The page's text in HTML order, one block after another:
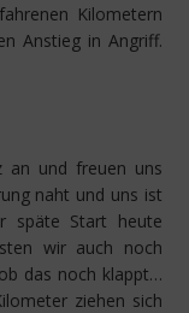
Kilometern
Anstieg in Angriff.
an und freuen uns
naht und uns ist
späte Start heute
wir auch noch
das noch klappt…
ziehen sich